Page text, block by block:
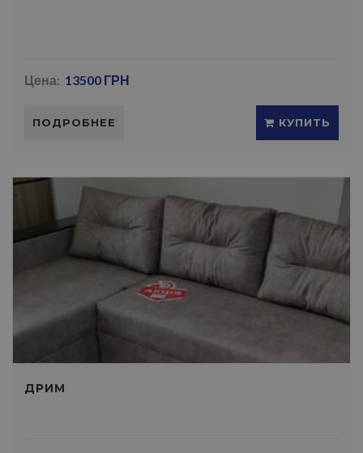
Цена: 13500 ГРН
ПОДРОБНЕЕ КУПИТЬ
ДРИМ